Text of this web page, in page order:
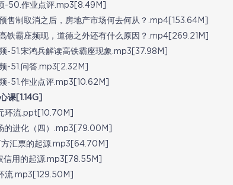
-50.作业点评.mp3[8.49M]
售制取消之后，房地产市场何去何从？.mp4[153.64M]
铁霸座频现，道德之外还有什么原因？.mp4[269.21M]
-51.宋鸿兵解读高铁霸座现象.mp3[37.98M]
-51.问答.mp3[2.32M]
-51.作业点评.mp3[10.62M]
课[1.14G]
环流.ppt[10.70M]
的进化（四）.mp3[79.00M]
方汇票的起源.mp3[64.70M]
信用的起源.mp3[78.55M]
流.mp3[129.50M]